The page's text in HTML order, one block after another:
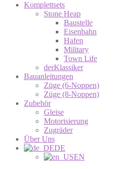
Komplettsets
Stone Heap
Baustelle
Eisenbahn
Hafen
Military
Town Life
derKlassiker
Bauanleitungen
Züge (6-Noppen)
Züge (8-Noppen)
Zubehör
Gleise
Motorisierung
Zugräder
Über Uns
DE
EN